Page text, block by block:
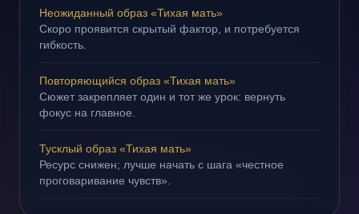
Неожиданный образ «Тихая мать»
Скоро проявится скрытый фактор, и потребуется
гибкость.
Повторяющийся образ «Тихая мать»
Сюжет закрепляет один и тот же урок: вернуть
фокус на главное.
Тусклый образ «Тихая мать»
Ресурс снижен; лучше начать с шага «честное
проговаривание чувств».